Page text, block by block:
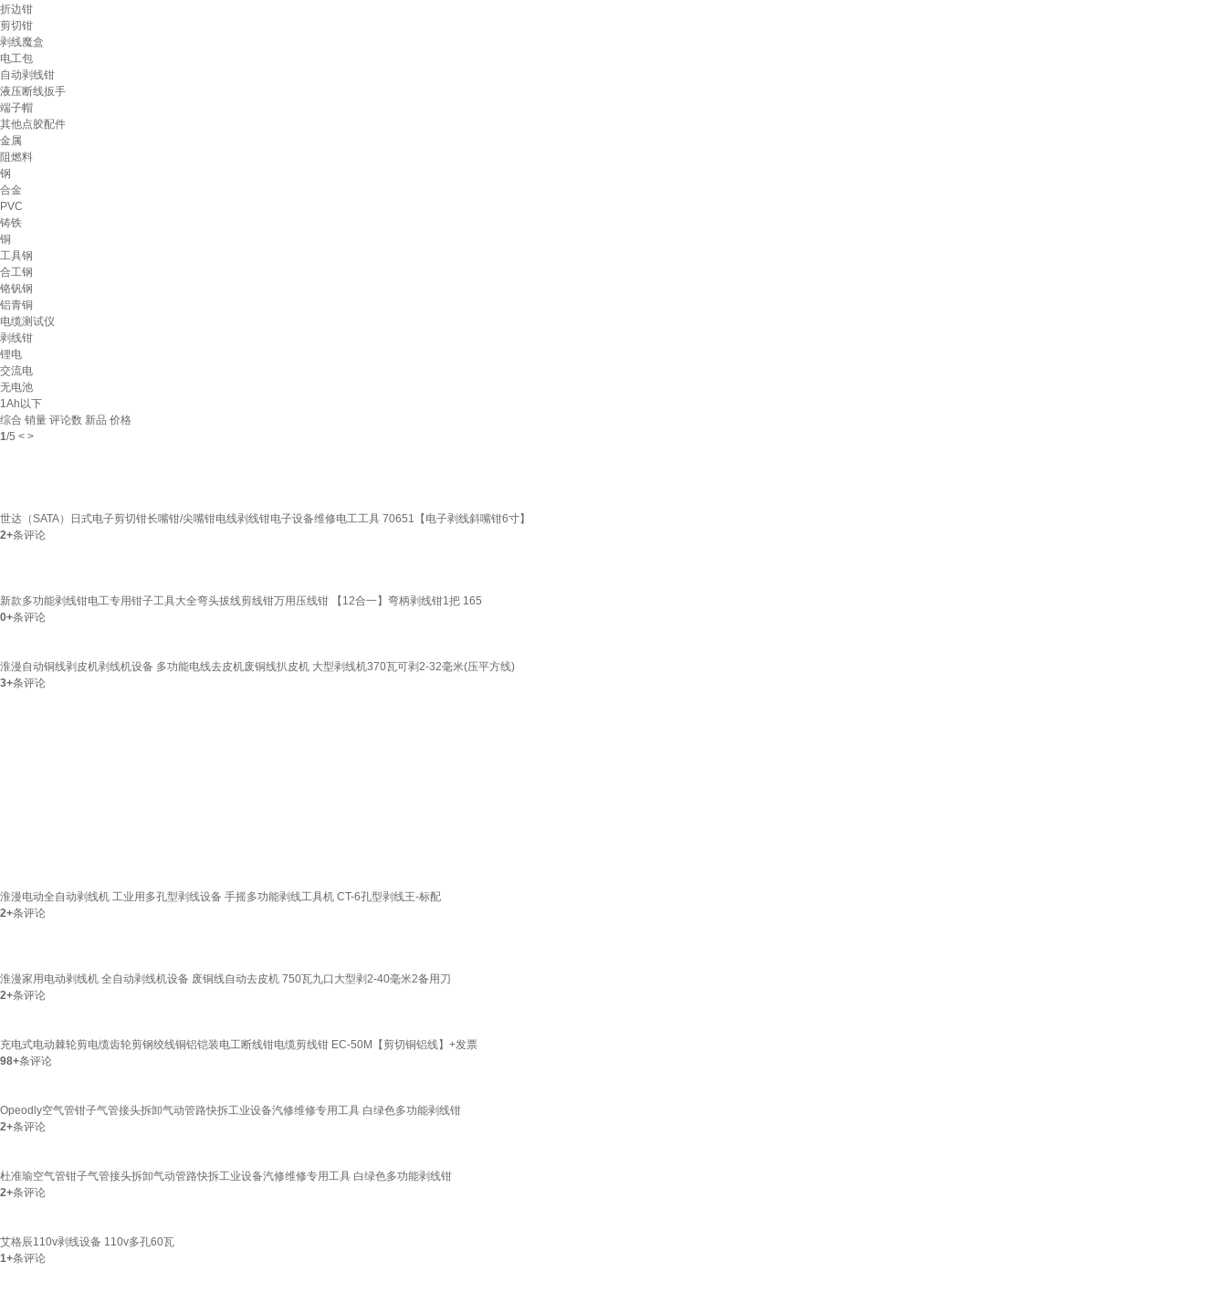
折边钳
剪切钳
剥线魔盒
电工包
自动剥线钳
液压断线扳手
端子帽
其他点胶配件
金属
阻燃料
钢
合金
PVC
铸铁
铜
工具钢
合工钢
铬钒钢
铝青铜
电缆测试仪
剥线钳
锂电
交流电
无电池
1Ah以下
综合 销量 评论数 新品 价格
1/5 < >
世达（SATA）日式电子剪切钳长嘴钳/尖嘴钳电线剥线钳电子设备维修电工工具 70651【电子剥线斜嘴钳6寸】
2+条评论
新款多功能剥线钳电工专用钳子工具大全弯头拔线剪线钳万用压线钳 【12合一】弯柄剥线钳1把 165
0+条评论
淮漫自动铜线剥皮机剥线机设备 多功能电线去皮机废铜线扒皮机 大型剥线机370瓦可剥2-32毫米(压平方线)
3+条评论
淮漫电动全自动剥线机 工业用多孔型剥线设备 手摇多功能剥线工具机 CT-6孔型剥线王-标配
2+条评论
淮漫家用电动剥线机 全自动剥线机设备 废铜线自动去皮机 750瓦九口大型剥2-40毫米2备用刀
2+条评论
充电式电动棘轮剪电缆齿轮剪钢绞线铜铝铠装电工断线钳电缆剪线钳 EC-50M【剪切铜铝线】+发票
98+条评论
Opeodly空气管钳子气管接头拆卸气动管路快拆工业设备汽修维修专用工具 白绿色多功能剥线钳
2+条评论
杜准瑜空气管钳子气管接头拆卸气动管路快拆工业设备汽修维修专用工具 白绿色多功能剥线钳
2+条评论
艾格辰110v剥线设备 110v多孔60瓦
1+条评论